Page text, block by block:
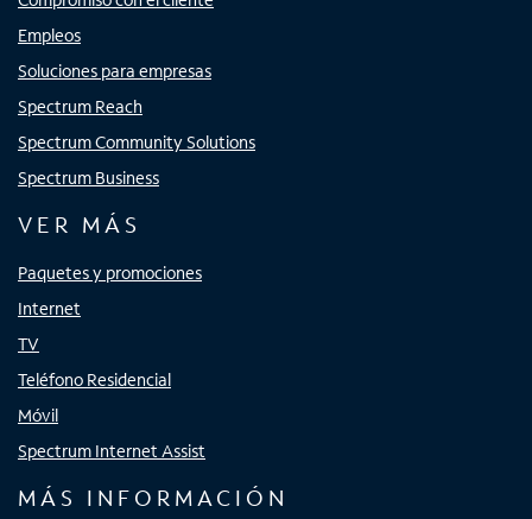
Empleos
Soluciones para empresas
Spectrum Reach
Spectrum Community Solutions
Spectrum Business
VER MÁS
Paquetes y promociones
Internet
TV
Teléfono Residencial
Móvil
Spectrum Internet Assist
MÁS INFORMACIÓN